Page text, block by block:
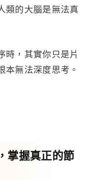
類的大腦是無法真
時，其實你只是片
本無法深度思考。
掌握真正的節